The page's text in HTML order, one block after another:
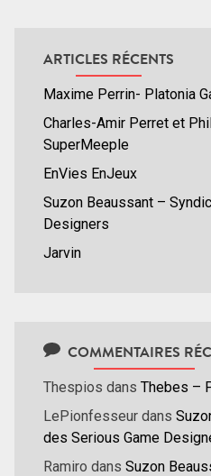
ARTICLES RÉCENTS
Maxime Perrin- Platonia
Charles-Amir Perret et
SuperMeeple
EnVies EnJeux
Suzon Beaussant –
Designers
Jarvin
COMMENTAIRES
Thespios dans Thebes –
LePionfesseur dans
des Serious Game
Ramiro dans Suzon